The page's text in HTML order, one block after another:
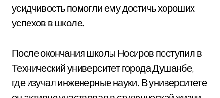
усидчивость помогли ему достичь хороших
успехов в школе.
После окончания школы Носиров поступил в
Технический университет города Душанбе,
где изучал инженерные науки. В университете